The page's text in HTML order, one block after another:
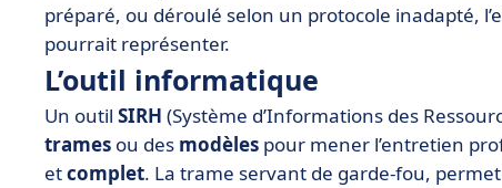
préparé, ou déroulé selon un protocole inadapté,
pourrait représenter.
L’outil informatique
Un outil SIRH (Système d’Informations des
trames ou des modèles pour mener l’entretien
etcomplet. La trame servant de garde-fou,